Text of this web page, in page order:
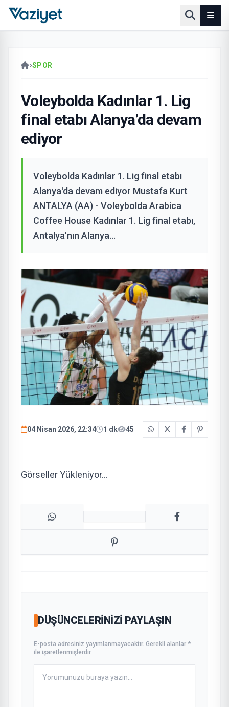
SPOR
Voleybolda Kadınlar 1. Lig
final etabı Alanya’da devam
ediyor
Voleybolda Kadınlar 1. Lig final etabı
Alanya'da devam ediyor Mustafa Kurt
ANTALYA (AA) - Voleybolda Arabica
Coffee House Kadınlar 1. Lig final etabı,
Antalya'nın Alanya...
04 Nisan 2026, 22:34 1 dk 45
Görseller Yükleniyor…
DÜŞÜNCELERINIZI PAYLAŞIN
E-posta adresiniz yayımlanmayacaktır. Gerekli alanlar *
ile işaretlenmişlerdir.